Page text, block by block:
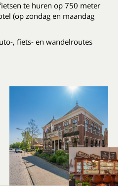
te huren op 750 meter
(op zondag en maandag
, fiets- en wandelroutes